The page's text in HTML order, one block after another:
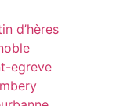
d’hères
egreve